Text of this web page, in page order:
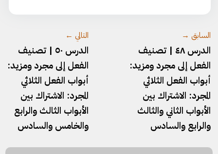
السابق →
الدرس ٤٨ | تصنيف
الفعل إلى مجرد ومزيد:
أبواب الفعل الثلاثي
المجرد: الاشتراك بين
الأبواب الثاني والثالث
والرابع والسادس
التالي ←
الدرس ٥٠ | تصنيف
الفعل إلى مجرد ومزيد:
أبواب الفعل الثلاثي
المجرد: الاشتراك بين
الأبواب الثالث والرابع
والخامس والسادس